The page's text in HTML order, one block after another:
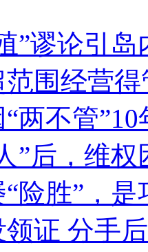
”谬论引
范围经营
两不管
”后，维
险胜”，
证 分手